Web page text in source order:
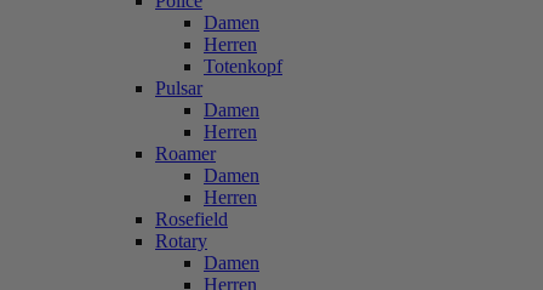
Damen
Herren
Totenkopf
Pulsar
Damen
Herren
Roamer
Damen
Herren
Rosefield
Rotary
Damen
Herren